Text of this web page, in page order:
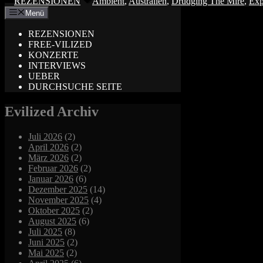
Menü
REZENSIONEN
FREE-VILIZED
KONZERTE
INTERVIEWS
UEBER
DURCHSUCHE SEITE
Evilized Archiv
Juli 2026 (2)
April 2026 (2)
März 2026 (2)
Februar 2026 (2)
Januar 2026 (6)
Dezember 2025 (14)
November 2025 (4)
Oktober 2025 (2)
August 2025 (6)
Juli 2025 (8)
Juni 2025 (2)
Mai 2025 (2)